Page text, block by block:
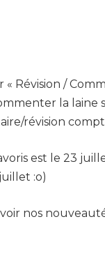
Révision /
la laine
révision
est le 23
:o)
nos